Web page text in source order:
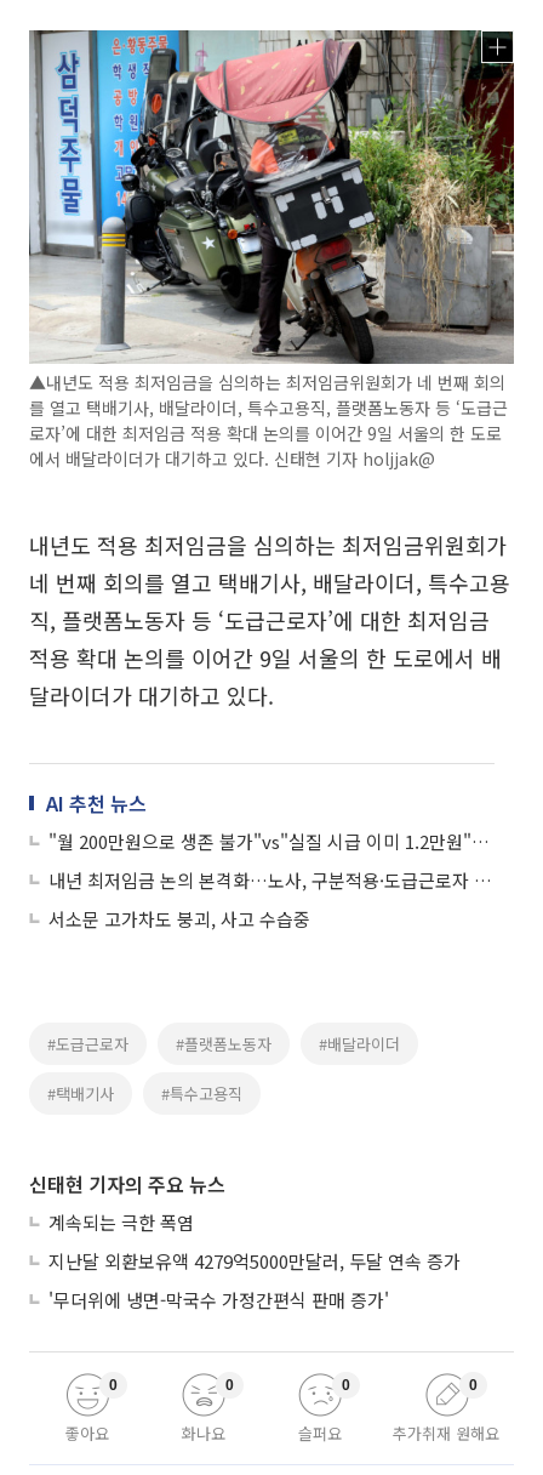
▲내년도 적용 최저임금을 심의하는 최저임금위원회가 네 번째 회의
를 열고 택배기사, 배달라이더, 특수고용직, 플랫폼노동자 등 ‘도급근
로자’에 대한 최저임금 적용 확대 논의를 이어간 9일 서울의 한 도로
에서 배달라이더가 대기하고 있다. 신태현 기자 holjjak@
내년도 적용 최저임금을 심의하는 최저임금위원회가
네 번째 회의를 열고 택배기사, 배달라이더, 특수고용
직, 플랫폼노동자 등 ‘도급근로자’에 대한 최저임금
적용 확대 논의를 이어간 9일 서울의 한 도로에서 배
달라이더가 대기하고 있다.
AI 추천 뉴스
"월 200만원으로 생존 불가"vs"실질 시급 이미 1.2만원"⋯최임위 노사 격돌
내년 최저임금 논의 본격화…노사, 구분적용·도급근로자 적용 충돌
서소문 고가차도 붕괴, 사고 수습중
#도급근로자 #플랫폼노동자 #배달라이더
#택배기사 #특수고용직
신태현 기자의 주요 뉴스
계속되는 극한 폭염
지난달 외환보유액 4279억5000만달러, 두달 연속 증가
'무더위에 냉면-막국수 가정간편식 판매 증가'
좋아요
0
화나요
0
슬퍼요
0
추가취재 원해요
0